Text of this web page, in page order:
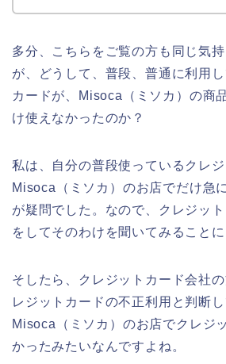
多分、こちらをご覧の方も同じ気
が、どうして、普段、普通に利用
カードが、Misoca（ミソカ）の商
け使えなかったのか？
私は、自分の普段使っているクレジ
Misoca（ミソカ）のお店でだけ急
が疑問でした。なので、クレジッ
をしてそのわけを聞いてみることに
そしたら、クレジットカード会社
レジットカードの不正利用と判断し
Misoca（ミソカ）のお店でクレジ
かったみたいなんですよね。